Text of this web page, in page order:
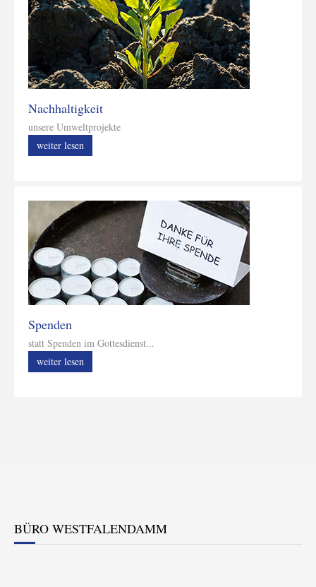
Nachhaltigkeit
unsere Umweltprojekte
weiter lesen
Spenden
statt Spenden im Gottesdienst...
weiter lesen
BÜRO WESTFALENDAMM